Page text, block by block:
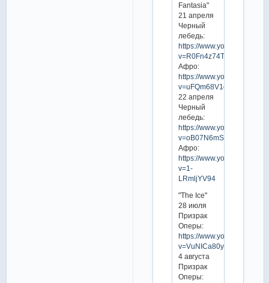
Fantasia"
21 апреля
Черный
лебедь:
https://www.youtube.com/
v=R0Fn4z74TRc
Афро:
https://www.youtube.com/
v=uFQm68V1daA
22 апреля
Черный
лебедь:
https://www.youtube.com/
v=oB07N6mSaOA
Афро:
https://www.youtube.com/
v=1-
LRmljYV94
"The Ice"
28 июля
Призрак
Оперы:
https://www.youtube.com/
v=VuNICa80yEI
4 августа
Призрак
Оперы: